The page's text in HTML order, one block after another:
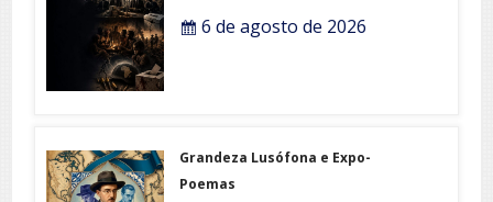
6 de agosto de 2026
Grandeza Lusófona e Expo-
Poemas